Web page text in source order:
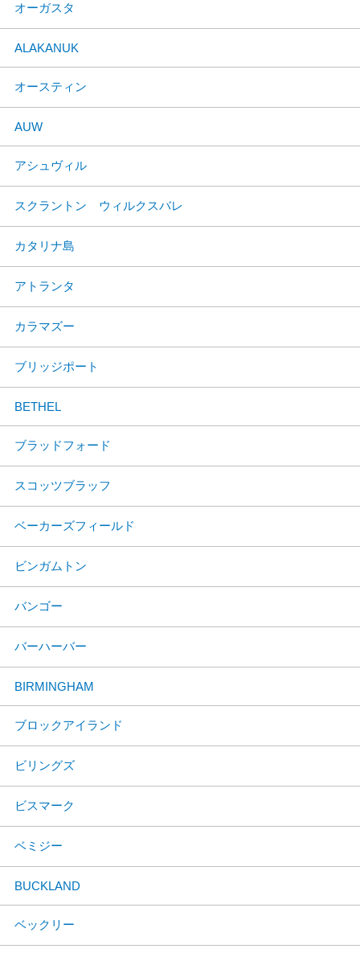
オーガスタ
ALAKANUK
オースティン
AUW
アシュヴィル
スクラントン ウィルクスバレ
カタリナ島
アトランタ
カラマズー
ブリッジポート
BETHEL
ブラッドフォード
スコッツブラッフ
ベーカーズフィールド
ビンガムトン
バンゴー
バーハーバー
BIRMINGHAM
ブロックアイランド
ビリングズ
ビスマーク
ベミジー
BUCKLAND
ベックリー